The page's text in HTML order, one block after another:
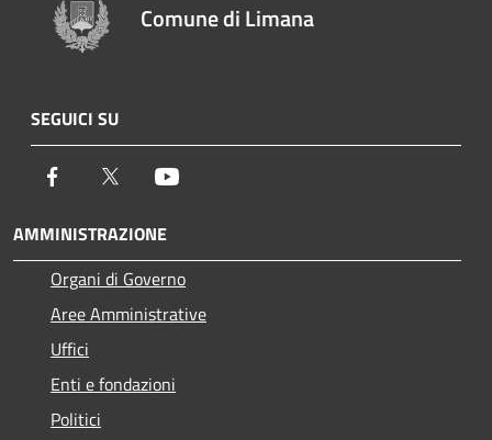
Comune di Limana
SEGUICI SU
Facebook Twitter
AMMINISTRAZIONE
Organi di Governo
Aree Amministrative
Uffici
Enti e fondazioni
Politici